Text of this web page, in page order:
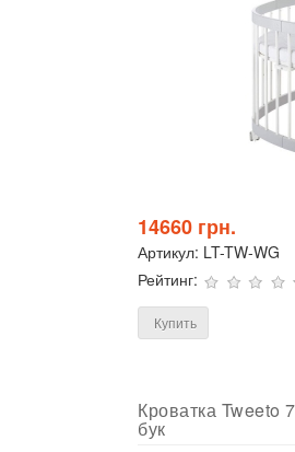
14660 грн.
Артикул: LT-TW-WG
Рейтинг:
Купить
Кроватка Tweeto
бук